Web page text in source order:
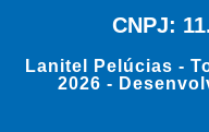
CNPJ:
Lanitel Pelúcias -
2026 -